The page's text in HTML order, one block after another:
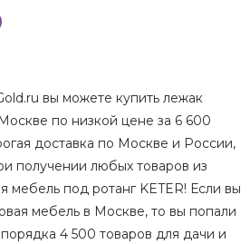
вы можете купить лежак
по низкой цене за 6 600
доставка по Москве и России,
получении любых товаров из
мебель под ротанг KETER! Если вы
мебель в Москве, то вы попали
4 500 товаров для дачи и